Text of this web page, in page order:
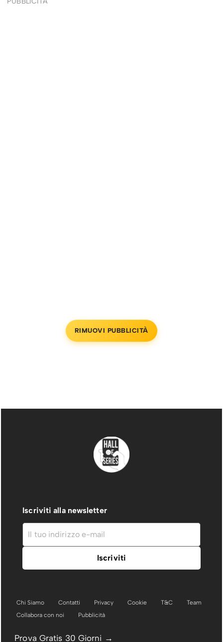
RIMUOVI PUBBLICITÀ
Iscriviti alla newsletter
Chi Siamo Contatti Privacy Cookie T&C
Team
Collabora con noi
Pubblicità
Prova Gratis 30 Giorni →